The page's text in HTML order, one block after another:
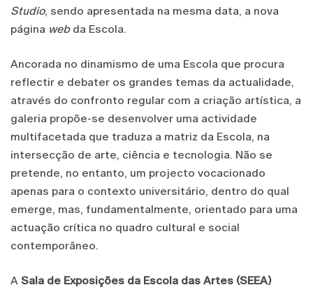
Studio, sendo apresentada na mesma data, a nova
página webda Escola.
Ancorada no dinamismo de uma Escola que procura
reflectir e debater os grandes temas da actualidade,
através do confronto regular com a criação artística, a
galeria propõe-se desenvolver uma actividade
multifacetada que traduza a matriz da Escola, na
intersecção de arte, ciência e tecnologia. Não se
pretende, no entanto, um projecto vocacionado
apenas para o contexto universitário, dentro do qual
emerge, mas, fundamentalmente, orientado para uma
actuação crítica no quadro cultural e social
contemporâneo.
A Sala de Exposições da Escola das Artes (SEEA)